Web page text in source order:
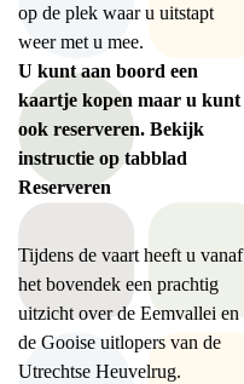
op de plek waar u uitstapt
weer met u mee.
U kunt aan boord een
kaartje kopen maar u kunt
ook reserveren. Bekijk
instructie op tabblad
Reserveren
Tijdens de vaart heeft u vanaf
het bovendek een prachtig
uitzicht over de Eemvallei en
de Gooise uitlopers van de
Utrechtse Heuvelrug.